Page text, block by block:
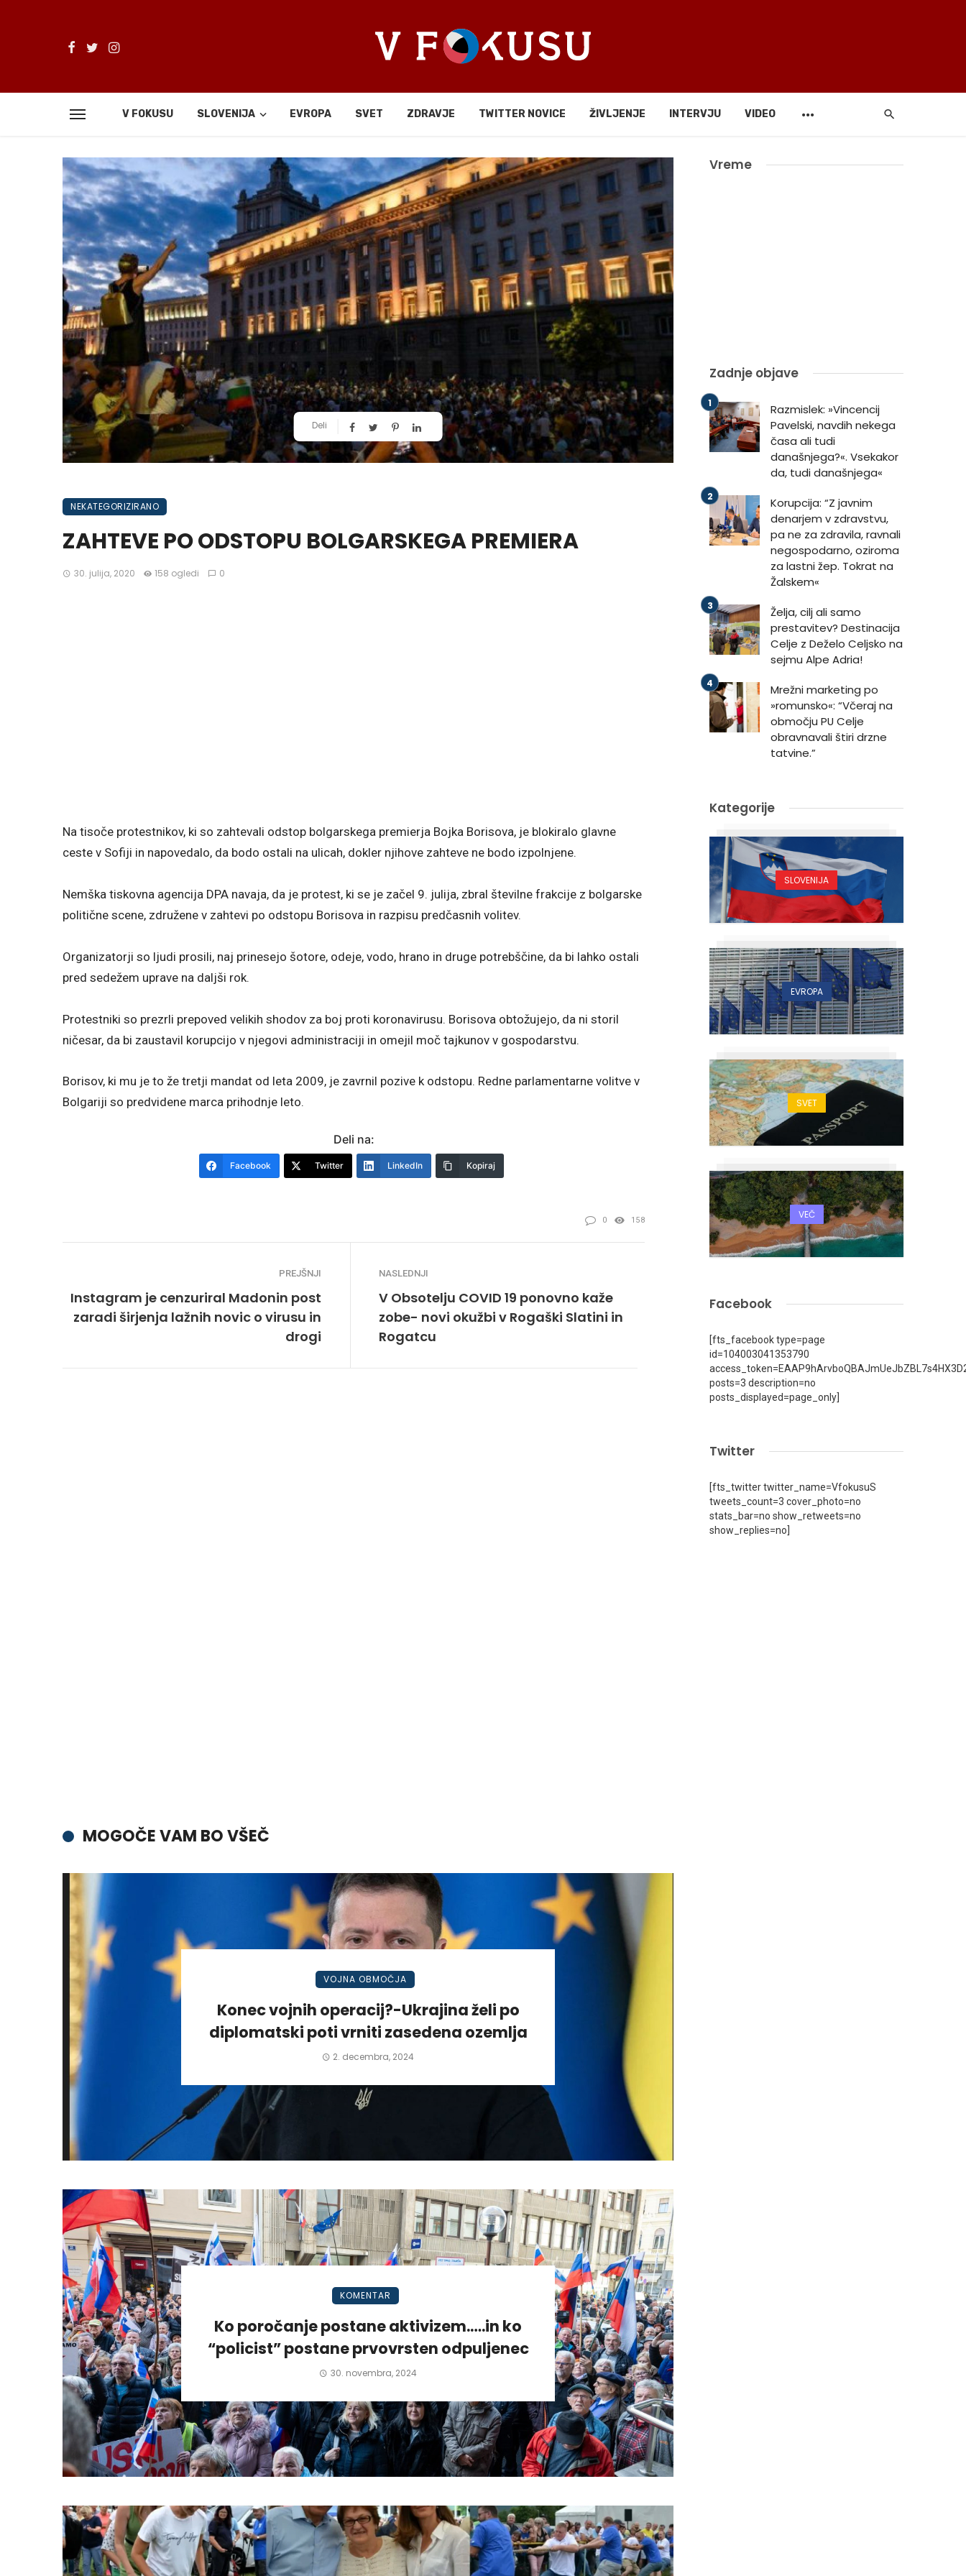
V FOKUSU SLOVENIJA EVROPA SVET ZDRAVJE TWITTER NOVICE ŽIVLJENJE INTERVJU VIDEO
Deli
NEKATEGORIZIRANO
ZAHTEVE PO ODSTOPU BOLGARSKEGA PREMIERA
30. julija, 2020 158 ogledi 0
Na tisoče protestnikov, ki so zahtevali odstop bolgarskega premierja Bojka Borisova, je blokiralo glavne
ceste v Sofiji in napovedalo, da bodo ostali na ulicah, dokler njihove zahteve ne bodo izpolnjene.
Nemška tiskovna agencija DPA navaja, da je protest, ki se je začel 9. julija, zbral številne frakcije z bolgarske
politične scene, združene v zahtevi po odstopu Borisova in razpisu predčasnih volitev.
Organizatorji so ljudi prosili, naj prinesejo šotore, odeje, vodo, hrano in druge potrebščine, da bi lahko ostali
pred sedežem uprave na daljši rok.
Protestniki so prezrli prepoved velikih shodov za boj proti koronavirusu. Borisova obtožujejo, da ni storil
ničesar, da bi zaustavil korupcijo v njegovi administraciji in omejil moč tajkunov v gospodarstvu.
Borisov, ki mu je to že tretji mandat od leta 2009, je zavrnil pozive k odstopu. Redne parlamentarne volitve v
Bolgariji so predvidene marca prihodnje leto.
Deli na:
Facebook Twitter LinkedIn Kopiraj
0 158
PREJŠNJI
Instagram je cenzuriral Madonin post
zaradi širjenja lažnih novic o virusu in
drogi
NASLEDNJI
V Obsotelju COVID 19 ponovno kaže
zobe- novi okužbi v Rogaški Slatini in
Rogatcu
MOGOČE VAM BO VŠEČ
VOJNA OBMOČJA
Konec vojnih operacij?-Ukrajina želi po
diplomatski poti vrniti zasedena ozemlja
2. decembra, 2024
KOMENTAR
Ko poročanje postane aktivizem.….in ko
“policist” postane prvovrsten odpuljenec
30. novembra, 2024
Vreme
Zadnje objave
Razmislek: »Vincencij
Pavelski, navdih nekega
časa ali tudi
današnjega?«. Vsekakor
da, tudi današnjega«
Korupcija: “Z javnim
denarjem v zdravstvu,
pa ne za zdravila, ravnali
negospodarno, oziroma
za lastni žep. Tokrat na
Žalskem«
Želja, cilj ali samo
prestavitev? Destinacija
Celje z Deželo Celjsko na
sejmu Alpe Adria!
Mrežni marketing po
»romunsko«: “Včeraj na
območju PU Celje
obravnavali štiri drzne
tatvine.”
Kategorije
SLOVENIJA
EVROPA
SVET
VEČ
Facebook
[fts_facebook type=page
id=104003041353790
posts=3 description=no
posts_displayed=page_only]
Twitter
[fts_twitter twitter_name=VfokusuS
tweets_count=3 cover_photo=no
stats_bar=no show_retweets=no
show_replies=no]